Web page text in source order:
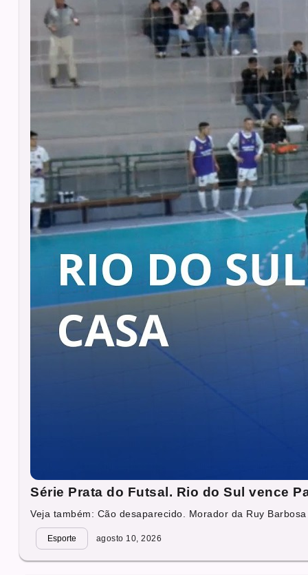
Série Prata do Futsal. Rio do Sul vence
Veja também: Cão desaparecido. Morador da Ruy
Esporte agosto 10, 2026